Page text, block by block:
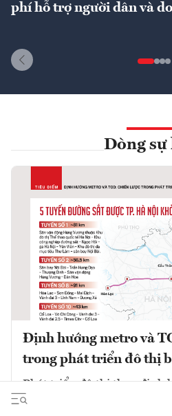
phí hỗ trợ người dân và
Dòng sự
Định hướng metro và
trong phát triển đô thị
Phát triển đô thị theo định
thông công cộng (TOD) kết